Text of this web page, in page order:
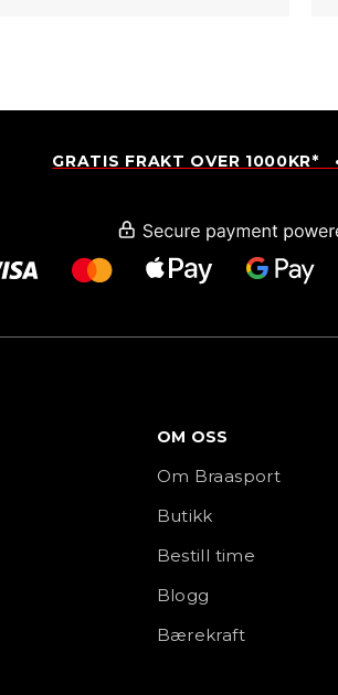
GRATIS FRAKT OVER 1000KR*
OM OSS
Om Braasport
Butikk
Bestill time
Blogg
Bærekraft